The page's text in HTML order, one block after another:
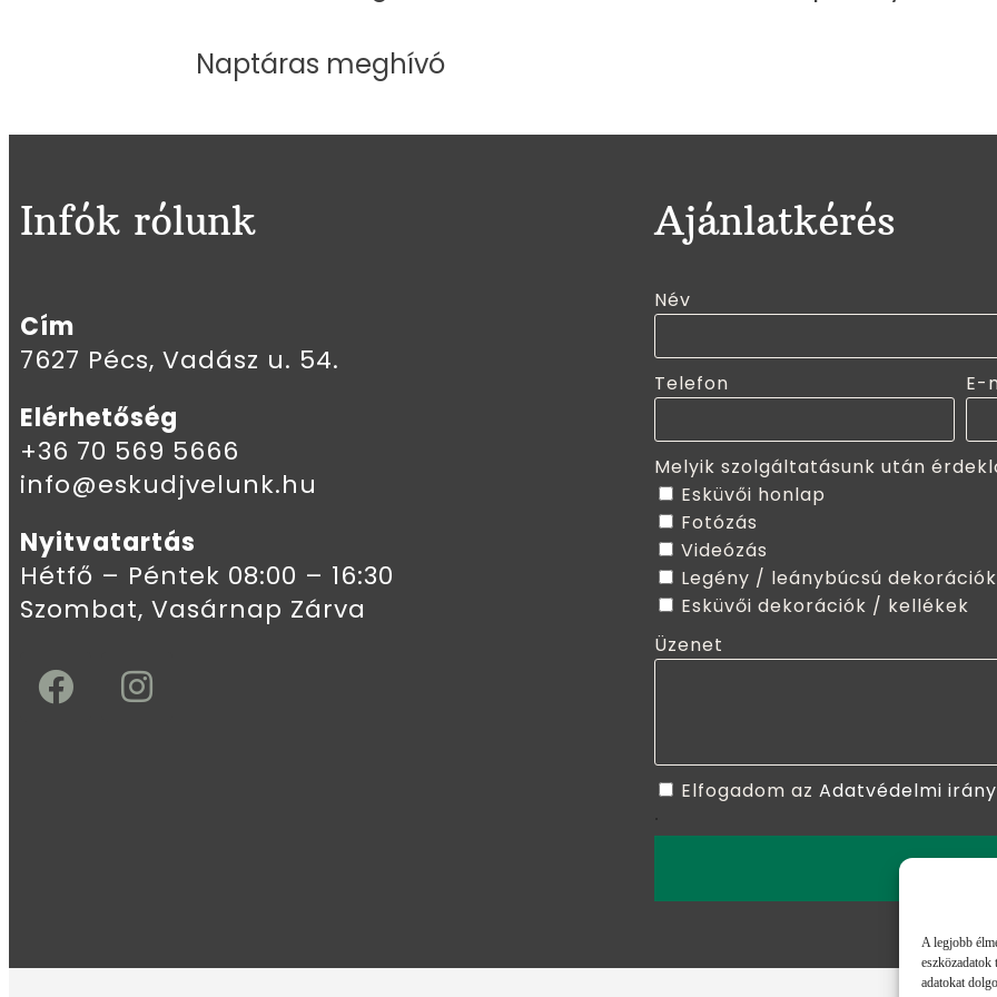
A legjobb
eszközadatok
adatokat
Naptáras meghívó
Infók rólunk
Cím
7627 Pécs, Vadász u. 54.
Elérhetőség
+36 70 569 5666
info@eskudjvelunk.hu
Nyitvatartás
Hétfő – Péntek 08:00 – 16:30
Szombat, Vasárnap Zárva
Ajánlatkérés
Név
Telefon E-
Melyik szolgáltatásunk után
Esküvői honlap
Fotózás
Videózás
Legény / leánybúcsú
Esküvői dekorációk / kellékek
Üzenet
Elfogadom az Adatvédelmi